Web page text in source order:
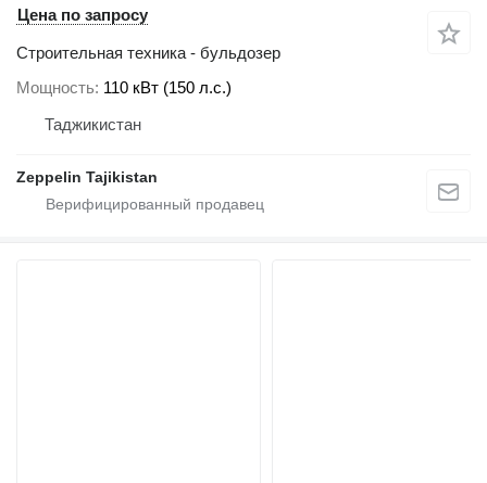
Цена по запросу
Строительная техника - бульдозер
Мощность 110 кВт (150 л.с.)
Таджикистан
Zeppelin Tajikistan